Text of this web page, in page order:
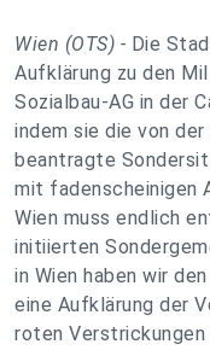
Wien (OTS) - Die
Aufklärung zu den
Sozialbau-AG in der
indem sie die von
beantragte
mit fadenscheinigen
Wien muss endlich
initiierten
in Wien haben wir
eine Aufklärung der
roten